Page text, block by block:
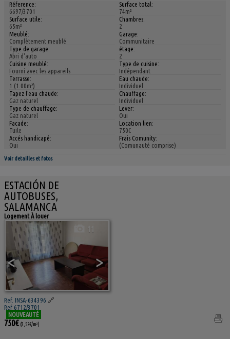
Réference:
6697/3701
Surface total:
74m²
Surface utile:
65m²
Chambres:
2
Meublé:
Complètement meublé
Garage:
Communitaire
Type de garage:
Abri d'auto
étage:
2
Cuisine meublé:
Fourni avec les appareils
Type de cuisine:
Indépendant
Terrasse:
1 (1.00m²)
Eau chaude:
Individuel
Tapez l'eau chaude:
Gaz naturel
Chauffage:
Individuel
Type de chauffage:
Gaz naturel
Lever:
Oui
Facade:
Tuile
Location lien:
750€
Accés handicapé:
Oui
Frais Comunity:
(Comunauté comprise)
Voir detailles et fotos
ESTACIÓN DE
AUTOBUSES,
SALAMANCA
Logement À louer
< >
11
Ref. INSA-634396 🔗
Ref 6712/3701
NOUVEAUTÉ
750€ (8,52€/m²)